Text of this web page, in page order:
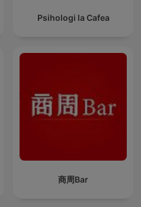
Psihologi la Cafea
商周Bar